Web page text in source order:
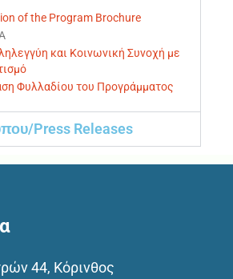
of the Program Brochure
και Κοινωνική Συνοχή με
Φυλλαδίου του Προγράμματος
Press Releases
44, Κόρινθος